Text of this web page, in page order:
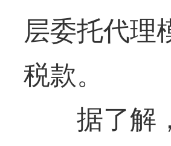
层委托代理
税款。
据了解，